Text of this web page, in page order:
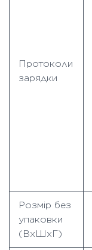
Протоколи
зарядки
Розмір без
упаковки
(ВхШхГ)